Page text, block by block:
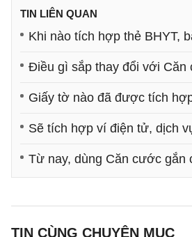
TIN LIÊN QUAN
Khi nào tích hợp thẻ BHYT,
Điều gì sắp thay đổi với Căn
Giấy tờ nào đã được tích
Sẽ tích hợp ví điện tử, dịch
Từ nay, dùng Căn cước gắn
TIN CÙNG CHUYÊN MỤC